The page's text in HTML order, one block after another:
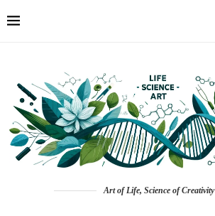
Art of Life, Science of Creativity